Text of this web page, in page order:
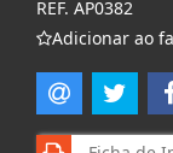
REF. AP0382
Adicionar ao